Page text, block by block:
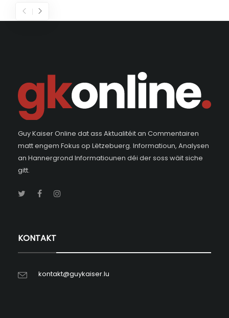
Guy Kaiser Online dat ass Aktualitéit an Commentairen
matt engem Fokus op Lëtzebuerg. Informatioun, Analysen
an Hannergrond Informatiounen déi der soss wäit siche
gitt.
KONTAKT
kontakt@guykaiser.lu